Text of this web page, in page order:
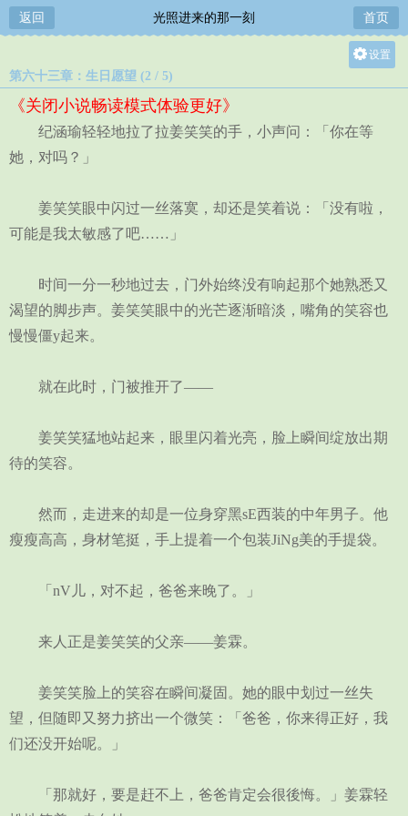
返回 光照进来的那一刻 首页
设置
中
第六十三章：生日愿望 (2 / 5)
《关闭小说畅读模式体验更好》
纪涵瑜轻轻地拉了拉姜笑笑的手，小声问：「你在等
她，对吗？」
姜笑笑眼中闪过一丝落寞，却还是笑着说：「没有啦，
可能是我太敏感了吧……」
时间一分一秒地过去，门外始终没有响起那个她熟悉又
渴望的脚步声。姜笑笑眼中的光芒逐渐暗淡，嘴角的笑容也
慢慢僵y起来。
就在此时，门被推开了——
姜笑笑猛地站起来，眼里闪着光亮，脸上瞬间绽放出期
待的笑容。
然而，走进来的却是一位身穿黑sE西装的中年男子。他
瘦瘦高高，身材笔挺，手上提着一个包装JiNg美的手提袋。
「nV儿，对不起，爸爸来晚了。」
来人正是姜笑笑的父亲——姜霖。
姜笑笑脸上的笑容在瞬间凝固。她的眼中划过一丝失
望，但随即又努力挤出一个微笑：「爸爸，你来得正好，我
们还没开始呢。」
「那就好，要是赶不上，爸爸肯定会很後悔。」姜霖轻